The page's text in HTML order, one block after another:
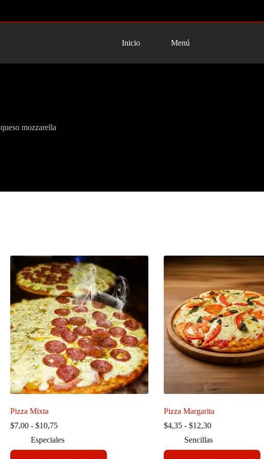
Inicio Menú
queso mozzarella
Pizza Mixta
$7,00 - $10,75Rango
precios:
desde
Especiales
Este
Pizza Margarita
$4,35 - $12,30Rango
precios:
desde
Sencillas
Este